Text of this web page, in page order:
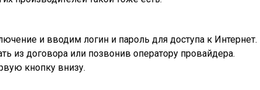
и вводим логин и пароль для доступа к Интернет.
из договора или позвонив оператору провайдера.
кнопку внизу.